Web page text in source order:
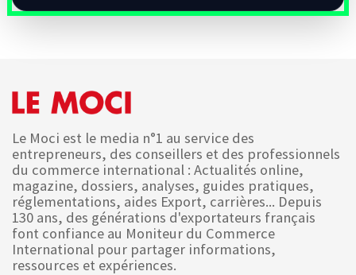
Le Moci est le media n°1 au service des
entrepreneurs, des conseillers et des professionnels
du commerce international : Actualités online,
magazine, dossiers, analyses, guides pratiques,
réglementations, aides Export, carrières... Depuis
130 ans, des générations d'exportateurs français
font confiance au Moniteur du Commerce
International pour partager informations,
ressources et expériences.